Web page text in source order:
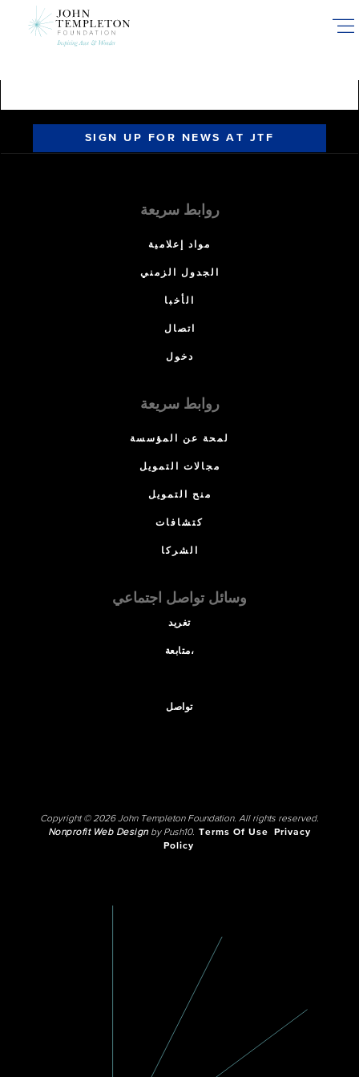
SIGN UP FOR NEWS AT JTF
روابط سريعة
مواد إعلامية
الجدول الزمني
الأخبا
اتصال
دخول
روابط سريعة
لمحة عن المؤسسة
مجالات التمويل
منح التمويل
كتشافات
الشركا
وسائل تواصل اجتماعي
تغريد
متابعة،
تواصل
Copyright © 2026 John Templeton Foundation. All rights reserved.
Nonprofit Web Designby Push10. Terms Of Use
Privacy
Policy